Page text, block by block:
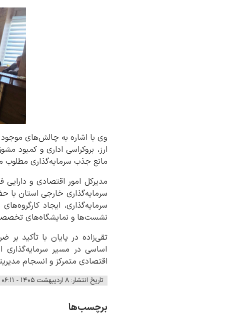
وی با اشاره به چالش‌های موجود
ارز، بروکراسی اداری و کمبود
مانع جذب سرمایه‌گذاری مطلوب
سرمایه‌گذاری خارجی استان با
سرمایه‌گذاری، ایجاد
نشست‌ها و نمایشگاه‌های
تقی‌زاده در پایان با تأکید
اساسی در مسیر سرمایه‌گذاری
اقتصادی متمرکز و انسجام
تاریخ انتشار: ۸ اردیبهشت ۱۴۰۵ - ۰۶:۱۱
برچسب‌ها